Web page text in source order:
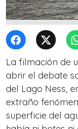
La filmación de
abrir el debate
del Lago Ness,
extraño
superficie del